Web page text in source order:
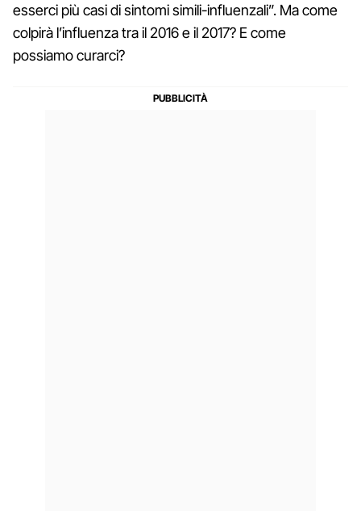
esserci più casi di sintomi simili-influenzali”. Ma come
colpirà l’influenza tra il 2016 e il 2017? E come
possiamo curarci?